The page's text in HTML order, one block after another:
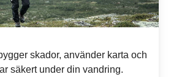
skador, använder karta och
säkert under din vandring.